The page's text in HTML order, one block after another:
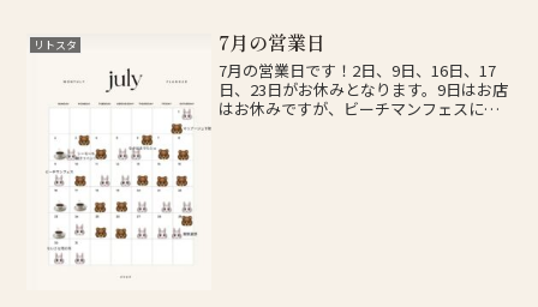
ますので...
リトスタ 7月の営業日
7月の営業日です！2日、9日、16日、17
日、23日がお休みとなります。9日はお店
はお休みですが、ビーチマンフェスに出